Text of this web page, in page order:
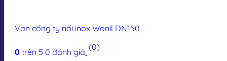
Van cổng ty nổi inox Wonil DN150
0 trên 5 0 đánh giá (0)